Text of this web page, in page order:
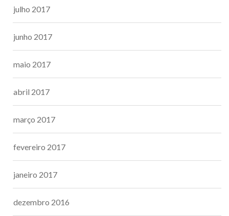
julho 2017
junho 2017
maio 2017
abril 2017
março 2017
fevereiro 2017
janeiro 2017
dezembro 2016